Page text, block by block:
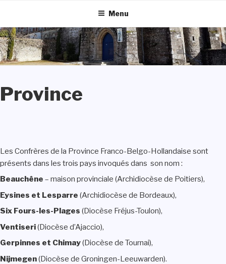
contenu
principal
Menu
Province
Les Confrères de la Province Franco-Belgo-Hollandaise sont
présents dans les trois pays invoqués dans son nom :
Beauchêne – maison provinciale (Archidiocèse de Poitiers),
Eysines et Lesparre (Archidiocèse de Bordeaux),
Six Fours-les-Plages (Diocèse Fréjus-Toulon),
Ventiseri(Diocèse d’Ajaccio),
Gerpinnes et Chimay(Diocèse de Tournai),
Nijmegen(Diocèse de Groningen-Leeuwarden).